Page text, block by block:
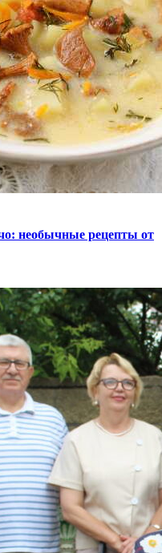
необычные рецепты от